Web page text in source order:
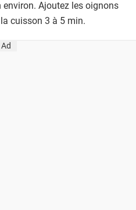
Ajoutez les oignons
cuisson 3 à 5 min.
Ad